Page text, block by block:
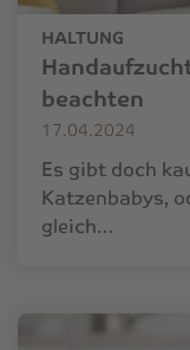
HALTUNG
beachten
17.04.2024
Es gibt doch
Katzenbabys,
gleich…